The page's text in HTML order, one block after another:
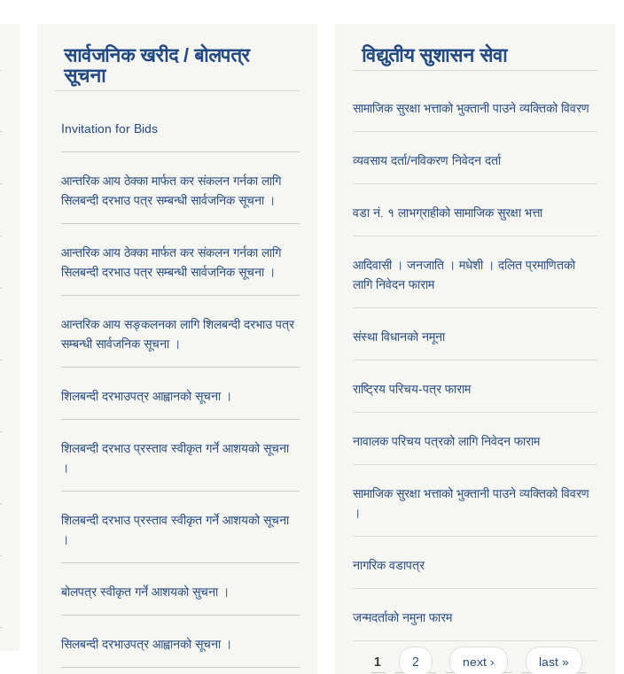
सार्वजनिक खरीद / बोलपत्र
सूचना
Invitation for Bids
आन्तरिक आय ठेक्का मार्फत कर संकलन गर्नका लागि
सिलबन्दी दरभाउ पत्र सम्बन्धी सार्वजनिक सूचना ।
आन्तरिक आय ठेक्का मार्फत कर संकलन गर्नका लागि
सिलबन्दी दरभाउ पत्र सम्बन्धी सार्वजनिक सूचना ।
आन्तरिक आय सङ्कलनका लागि शिलबन्दी दरभाउ पत्र
सम्बन्धी सार्वजनिक सूचना ।
शिलबन्दी दरभाउपत्र आह्वानको सूचना ।
शिलबन्दी दरभाउ प्रस्ताव स्वीकृत गर्ने आशयको सूचना
।
शिलबन्दी दरभाउ प्रस्ताव स्वीकृत गर्ने आशयको सूचना
।
बोलपत्र स्वीकृत गर्ने आशयको सुचना ।
सिलबन्दी दरभाउपत्र आह्वानको सूचना ।
विद्युतीय सुशासन सेवा
सामाजिक सुरक्षा भत्ताको भुक्तानी पाउने व्यक्तिको विवरण
व्यवसाय दर्ता/नविकरण निवेदन दर्ता
वडा नं. १ लाभग्राहीको सामाजिक सुरक्षा भत्ता
आदिवासी । जनजाति । मधेशी । दलित प्रमाणितको
लागि निवेदन फाराम
संस्था विधानकाे नमूना
राष्ट्रिय परिचय-पत्र फाराम
नावालक परिचय पत्रको लागि निवेदन फाराम
सामाजिक सुरक्षा भत्ताको भुक्तानी पाउने व्यक्तिको विवरण
।
नागरिक वडापत्र
जन्मदर्ताकाे नमुना फारम
Pages
1 2 next › last »